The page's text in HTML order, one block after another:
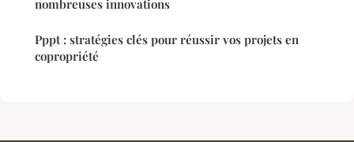
nombreuses innovations
Pppt : stratégies clés pour réussir vos projets en
copropriété